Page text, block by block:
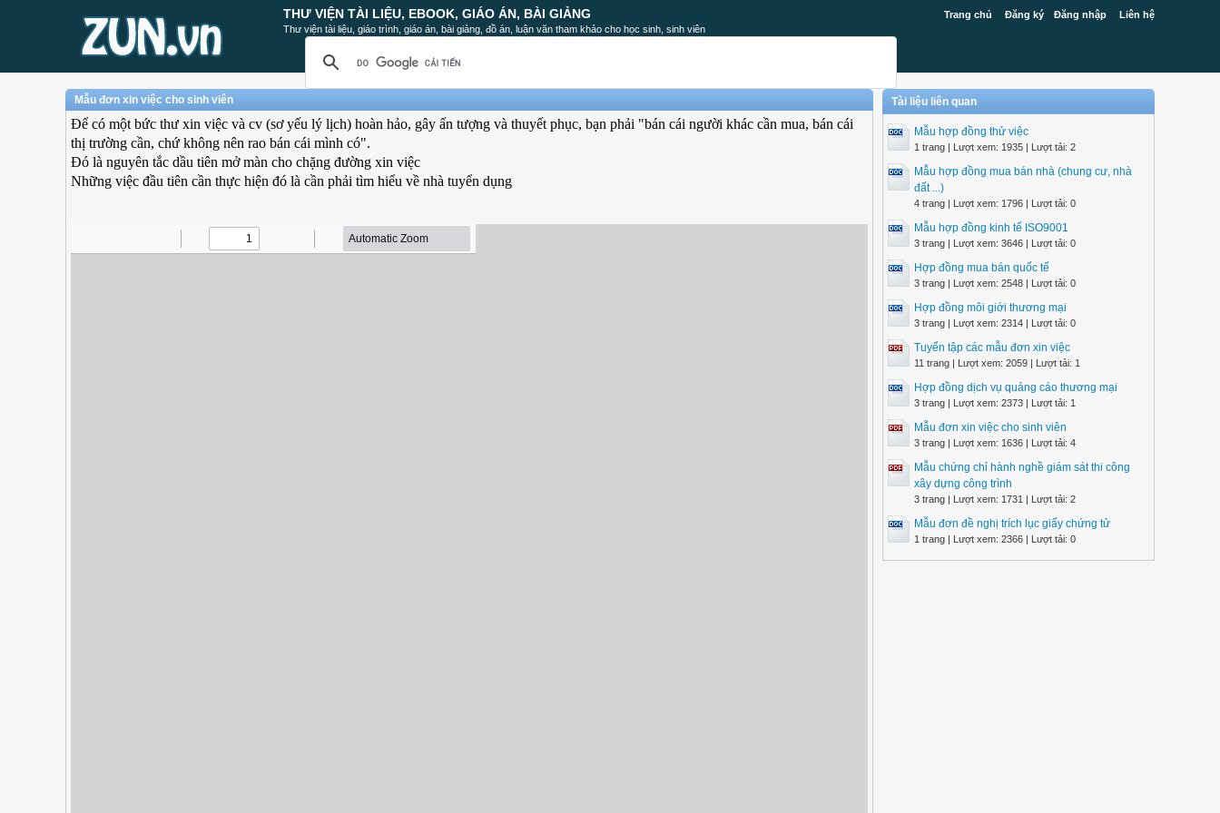
Trang chủ Đăng ký Đăng nhập Liên hệ
THƯ VIỆN TÀI LIỆU, EBOOK, GIÁO ÁN, BÀI GIẢNG
Thư viện tài liệu, giáo trình, giáo án, bài giảng, đồ án, luận văn tham khảo cho học sinh, sinh viên
Mẫu đơn xin việc cho sinh viên
Để có một bức thư xin việc và cv (sơ yếu lý lịch) hoàn hảo, gây ấn tượng và thuyết phục, bạn phải "bán cái người khác cần mua, bán cái
thị trường cần, chứ không nên rao bán cái mình có".
Đó là nguyên tắc dầu tiên mở màn cho chặng đường xin việc
Những việc đầu tiên cần thực hiện đó là cần phải tìm hiểu về nhà tuyển dụng
Tài liệu liên quan
Mẫu hợp đồng thử việc
1 trang | Lượt xem: 1935 | Lượt tải: 2
Mẫu hợp đồng mua bán nhà (chung cư, nhà
đất ...)
4 trang | Lượt xem: 1796 | Lượt tải: 0
Mẫu hợp đồng kinh tế ISO9001
3 trang | Lượt xem: 3646 | Lượt tải: 0
Hợp đồng mua bán quốc tế
3 trang | Lượt xem: 2548 | Lượt tải: 0
Hợp đồng môi giới thương mại
3 trang | Lượt xem: 2314 | Lượt tải: 0
Tuyển tập các mẫu đơn xin việc
11 trang | Lượt xem: 2059 | Lượt tải: 1
Hợp đồng dịch vụ quảng cáo thương mại
3 trang | Lượt xem: 2373 | Lượt tải: 1
Mẫu đơn xin việc cho sinh viên
3 trang | Lượt xem: 1636 | Lượt tải: 4
Mẫu chứng chỉ hành nghề giám sát thi công
xây dựng công trình
3 trang | Lượt xem: 1731 | Lượt tải: 2
Mẫu đơn đề nghị trích lục giấy chứng tử
1 trang | Lượt xem: 2366 | Lượt tải: 0